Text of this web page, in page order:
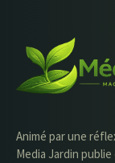
Animé par une
Media Jardin